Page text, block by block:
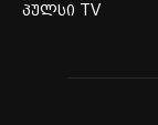
პულსი TV